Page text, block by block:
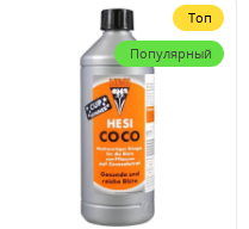
Топ
Популярный